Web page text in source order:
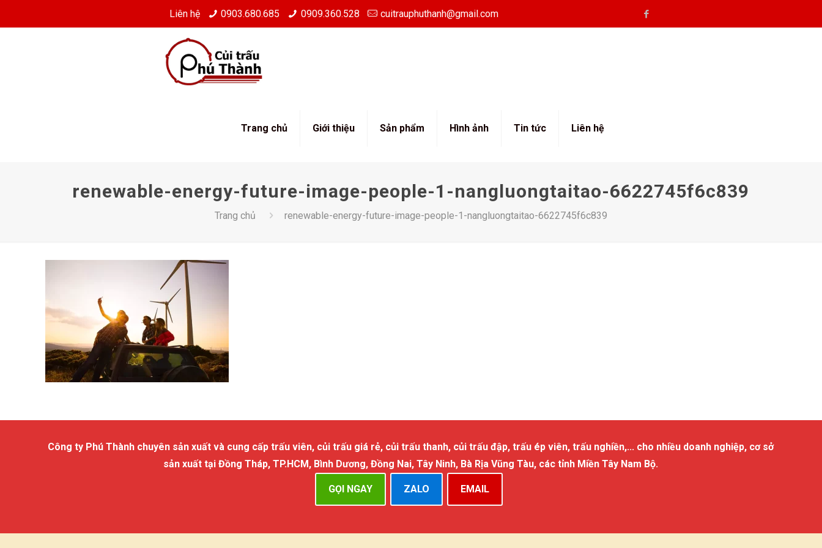
Liên hệ 0903.680.685 0909.360.528 cuitrauphuthanh@gmail.com
Trang chủ Giới thiệu Sản phẩm Hình ảnh Tin tức Liên hệ
renewable-energy-future-image-people-1-nangluongtaitao-6622745f6c839
Trang chủ renewable-energy-future-image-people-1-nangluongtaitao-6622745f6c839
Công ty Phú Thành chuyên sản xuất và cung cấp trấu viên, củi trấu giá rẻ, củi trấu thanh, củi trấu đập, trấu ép viên, trấu nghiền,... cho nhiều doanh nghiệp, cơ sở
sản xuất tại Đồng Tháp, TP.HCM, Bình Dương, Đồng Nai, Tây Ninh, Bà Rịa Vũng Tàu, các tỉnh Miền Tây Nam Bộ.
GỌI NGAY ZALO EMAIL